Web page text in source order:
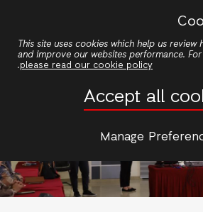
This site uses cookies which help us review
and improve our websites performance.
please read our cookie policy
.
Accept all
Manage
main
content